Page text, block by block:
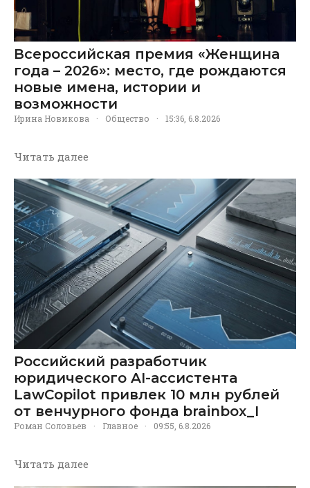
Всероссийская премия «Женщина
года – 2026»: место, где рождаются
новые имена, истории и
возможности
Ирина Новикова · Общество · 15:36, 6.8.2026
Читать далее
Российский разработчик
юридического AI-ассистента
LawCopilot привлек 10 млн рублей
от венчурного фонда brainbox_I
Роман Соловьев · Главное · 09:55, 6.8.2026
Читать далее